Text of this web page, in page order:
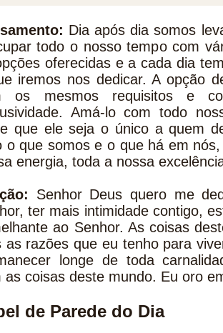
Dia após dia somos
todo o nosso tempo com
oferecidas e a cada dia
iremos nos dedicar. A opção
os mesmos requisitos e
Amá-lo com todo
que ele seja o único a quem
o que somos e o que há em
energia, toda a nossa
Senhor Deus quero me
ter mais intimidade contigo,
ao Senhor. As coisas
as razões que eu tenho para
longe de toda
as coisas deste mundo. Eu oro
de Parede do Dia